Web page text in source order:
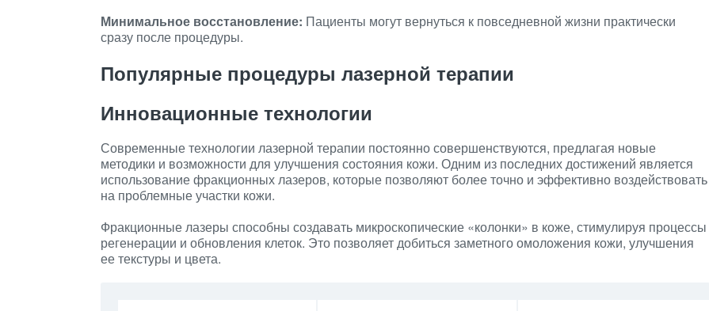
Минимальное восстановление: Пациенты могут вернуться к повседневной жизни практически
сразу после процедуры.
Популярные процедуры лазерной терапии
Инновационные технологии
Современные технологии лазерной терапии постоянно совершенствуются, предлагая новые
методики и возможности для улучшения состояния кожи. Одним из последних достижений является
использование фракционных лазеров, которые позволяют более точно и эффективно воздействовать
на проблемные участки кожи.
Фракционные лазеры способны создавать микроскопические «колонки» в коже, стимулируя процессы
регенерации и обновления клеток. Это позволяет добиться заметного омоложения кожи, улучшения
ее текстуры и цвета.